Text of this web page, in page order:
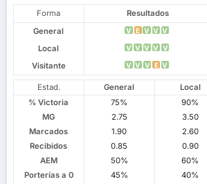
Forma Resultados
General
V E V V V
Local V V V V V
Visitante V V V E V
Estad. General Local
% Victoria
75% 90%
MG
2.75 3.50
Marcados
1.90 2.60
Recibidos
0.85 0.90
AEM
50% 60%
Porterías a 0
45% 40%